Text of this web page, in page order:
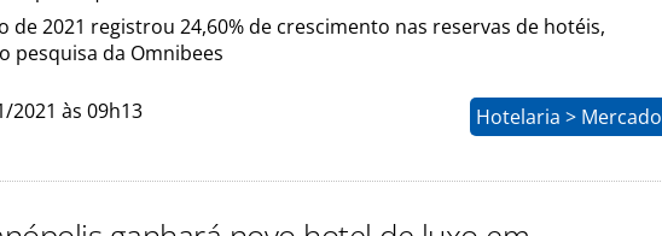
de 2021 registrou 24,60% de crescimento nas reservas de hotéis,
pesquisa da Omnibees
2021 às 09h13 Hotelaria > Mercado